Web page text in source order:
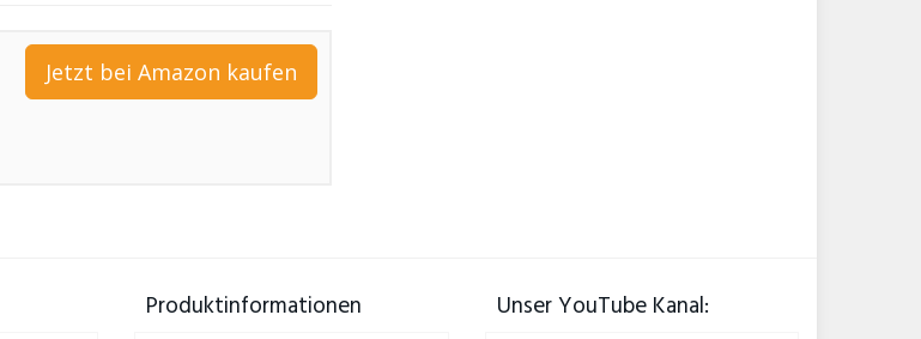
Jetzt bei Amazon kaufen
Produktinformationen Unser YouTube Kanal: